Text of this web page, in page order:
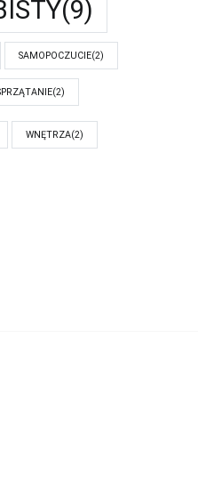
(9)
SAMOPOCZUCIE(2)
(2)
WNĘTRZA(2)